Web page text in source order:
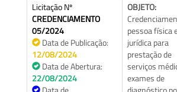
Licitação Nº
CREDENCIAMENTO
05/2024
Data de Publicação:
12/08/2024
Data de Abertura:
22/08/2024
OBJETO:
pessoa física
jurídica para
prestação de
serviços
exames de